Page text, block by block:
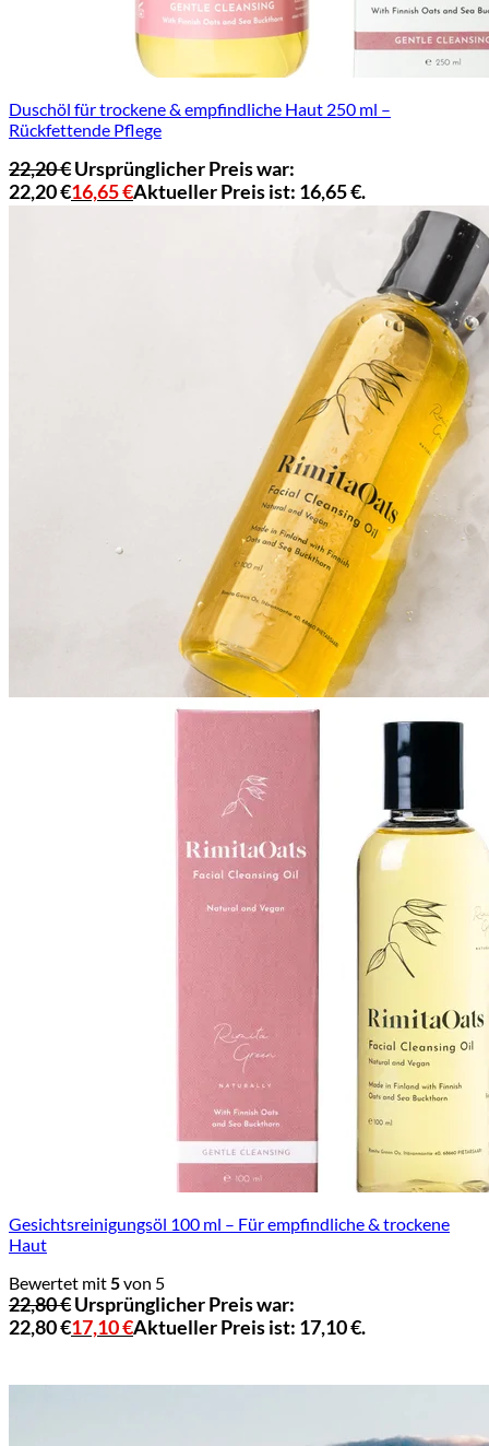
Duschöl für trockene & empfindliche Haut 250 ml –
Rückfettende Pflege
22,20€Ursprünglicher Preis war:
22,20 €16,65€Aktueller Preis ist: 16,65 €.
Gesichtsreinigungsöl 100 ml – Für empfindliche & trockene
Haut
Bewertet mit5von 5
22,80€Ursprünglicher Preis war:
22,80 €17,10€Aktueller Preis ist: 17,10 €.